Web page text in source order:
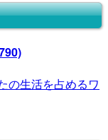
の生活を占めるワ